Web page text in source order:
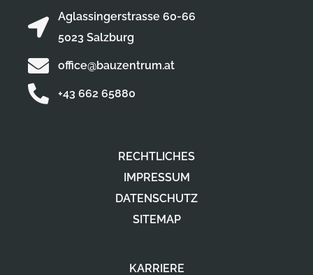
RECHTLICHES
IMPRESSUM
DATENSCHUTZ
SITEMAP
KARRIERE
Aglassingerstrasse 60-66
5023 Salzburg
office@bauzentrum.at
+43 662 65880